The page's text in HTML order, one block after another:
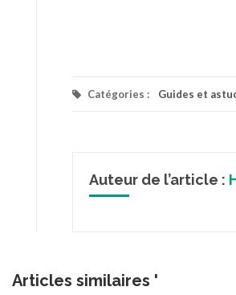
Catégories : Guides et
Auteur de l’article :
Articles similaires '